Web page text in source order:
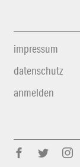
impressum
datenschutz
anmelden